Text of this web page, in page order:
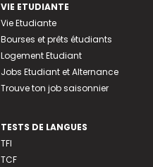
VIE ETUDIANTE
Vie Etudiante
Bourses et prêts étudiants
Logement Etudiant
Jobs Etudiant et Alternance
Trouve ton job saisonnier
TESTS DE LANGUES
TFI
TCF